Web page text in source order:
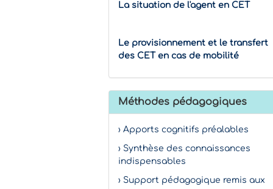
La situation de l'agent en CET
Le provisionnement et le transfert
des CET en cas de mobilité
Méthodes pédagogiques
› Apports cognitifs préalables
› Synthèse des connaissances
indispensables
› Support pédagogique remis aux